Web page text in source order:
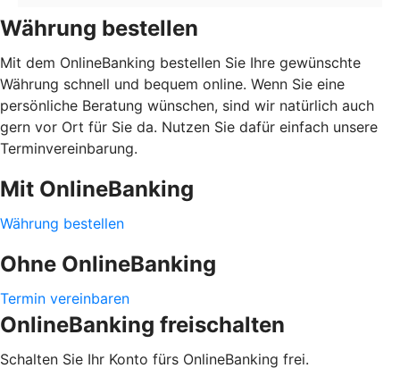
Währung bestellen
Mit dem OnlineBanking bestellen Sie Ihre gewünschte
Währung schnell und bequem online. Wenn Sie eine
persönliche Beratung wünschen, sind wir natürlich auch
gern vor Ort für Sie da. Nutzen Sie dafür einfach unsere
Terminvereinbarung.
Mit OnlineBanking
Währung bestellen
Ohne OnlineBanking
Termin vereinbaren
OnlineBanking freischalten
Schalten Sie Ihr Konto fürs OnlineBanking frei.